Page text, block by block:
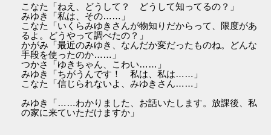
こなた「ねえ、どうして？ どうして知ってるの？」
みゆき「私は、その……」
こなた「いくらみゆきさんが物知りだからって、限度があ
るよ。どうやって調べたの？」
かがみ「最近のみゆき、なんだか変だったものね。どんな
手段を使ったのか……」
つかさ「ゆきちゃん、こわい……」
みゆき「ちがうんです！ 私は、私は……」
こなた「信じられないよ、みゆきさん……」
みゆき「……わかりました、お話いたします。放課後、私
の家に来ていただけますか」